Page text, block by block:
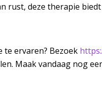
deze therapie
te ervaren? Bezoek
Maak vandaag nog